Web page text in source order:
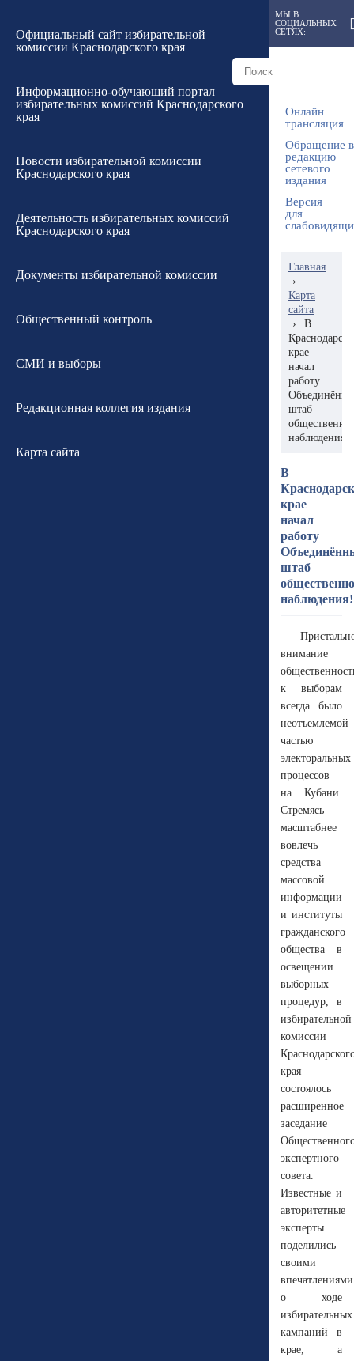
Официальный сайт избирательной
комиссии Краснодарского края
Информационно-обучающий портал
избирательных комиссий Краснодарского
края
Новости избирательной комиссии
Краснодарского края
Деятельность избирательных комиссий
Краснодарского края
Документы избирательной комиссии
Общественный контроль
СМИ и выборы
Редакционная коллегия издания
Карта сайта
МЫ В
СОЦИАЛЬНЫХ
СЕТЯХ:
Онлайн
трансляция
Обращение в
редакцию
сетевого
издания
Версия
для
Главная
›
Карта
сайта
›
В
крае
начал
работу
штаб
наблюдения!
В
крае
начал
работу
штаб
наблюдения!
внимание
к выборам
всегда было
неотъемлемой
частью
электоральных
процессов
на Кубани.
Стремясь
масштабнее
вовлечь
средства
массовой
информации
и институты
гражданского
общества в
освещении
выборных
процедур, в
избирательной
комиссии
края
состоялось
расширенное
заседание
экспертного
совета.
Известные и
авторитетные
эксперты
поделились
своими
впечатлениями
о ходе
избирательных
кампаний в
крае, а